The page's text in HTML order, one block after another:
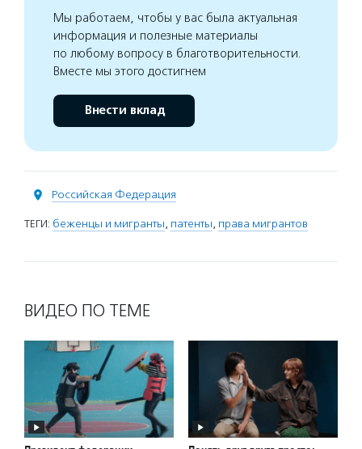
Мы работаем, чтобы у вас была актуальная
информация и полезные материалы
по любому вопросу в благотворительности.
Вместе мы этого достигнем
Внести вклад
Российская Федерация
ТЕГИ: беженцы и мигранты, патенты, права мигрантов
ВИДЕО ПО ТЕМЕ